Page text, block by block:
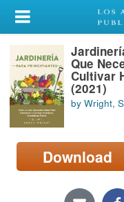
My Account
Library Card
Sign In
Search
Locations/Hours
page)
Que
Cultivar
(2021)
by Wright,
Download